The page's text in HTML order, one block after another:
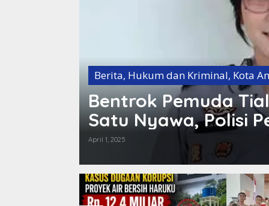
Berita, Hukum dan Kriminal, Kota
Bentrok Pemuda
Satu Nyawa, Polisi
April 1, 2025